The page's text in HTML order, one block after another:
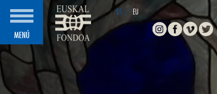
MENÚ
ES / EU
InstagramFacebook
Vimeo